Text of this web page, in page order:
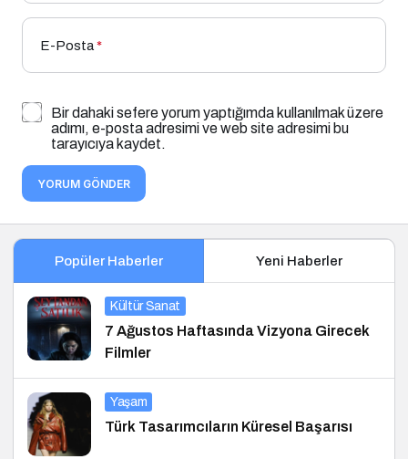
E-Posta*
Bir dahaki sefere yorum yaptığımda kullanılmak üzere
adımı, e-posta adresimi ve web site adresimi bu
tarayıcıya kaydet.
YORUM GÖNDER
Popüler Haberler Yeni Haberler
Kültür Sanat
7 Ağustos Haftasında Vizyona Girecek
Filmler
Yaşam
Türk Tasarımcıların Küresel Başarısı